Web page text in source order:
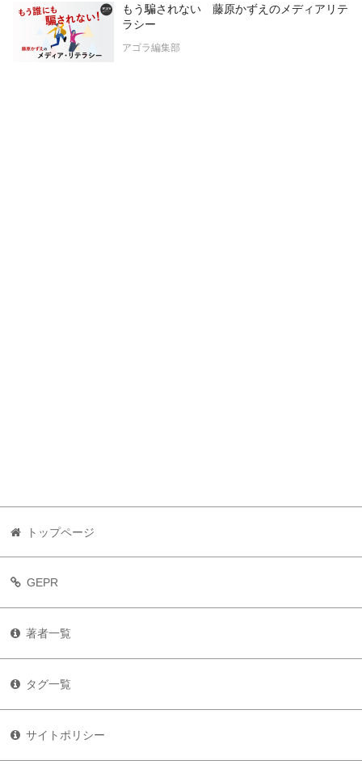
もう騙されない 藤原かずえのメディアリテ
ラシー
アゴラ編集部
トップページ
GEPR
著者一覧
タグ一覧
サイトポリシー